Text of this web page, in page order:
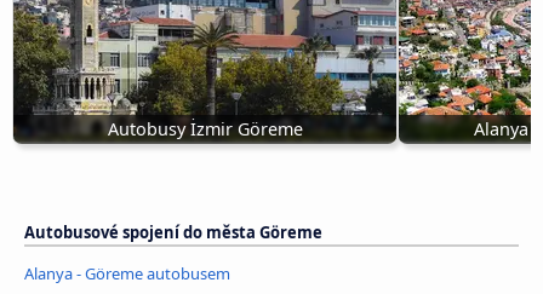
Autobusy İzmir Göreme Alanya
Autobusové spojení do města Göreme
Alanya - Göreme autobusem